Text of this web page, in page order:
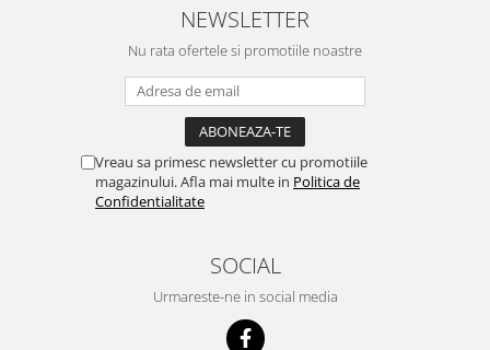
NEWSLETTER
Nu rata ofertele si promotiile noastre
Vreau sa primesc newsletter cu promotiile
magazinului. Afla mai multe in Politica de
Confidentialitate
SOCIAL
Urmareste-ne in social media